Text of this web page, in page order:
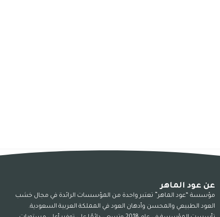
عن عود الماهر
مؤسسة “عود الماهر” تعتبر واحدة من المؤسسات الرائدة في مجال خشب
العود الطبيعي والمحسن وأدهان العود في المملكة العربية السعودية.